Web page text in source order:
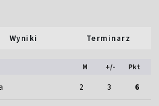
Wyniki Terminarz
M +/- Pkt
2 3 6